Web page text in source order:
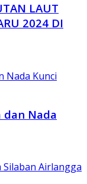
LAUT
2024 DI
dan Nada